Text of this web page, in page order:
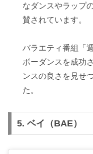
なダンスやラップ
賛されています。
バラエティ番組「
ボーダンスを成功
ンスの良さを見せ
た。
5. ベイ（BAE）